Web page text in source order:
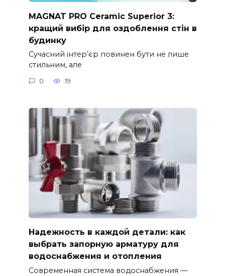
MAGNAT PRO Ceramic Superior 3:
кращий вибір для оздоблення стін в
будинку
Сучасний інтер’єр повинен бути не лише
стильним, але
0 19
Надежность в каждой детали: как
выбрать запорную арматуру для
водоснабжения и отопления
Современная система водоснабжения —